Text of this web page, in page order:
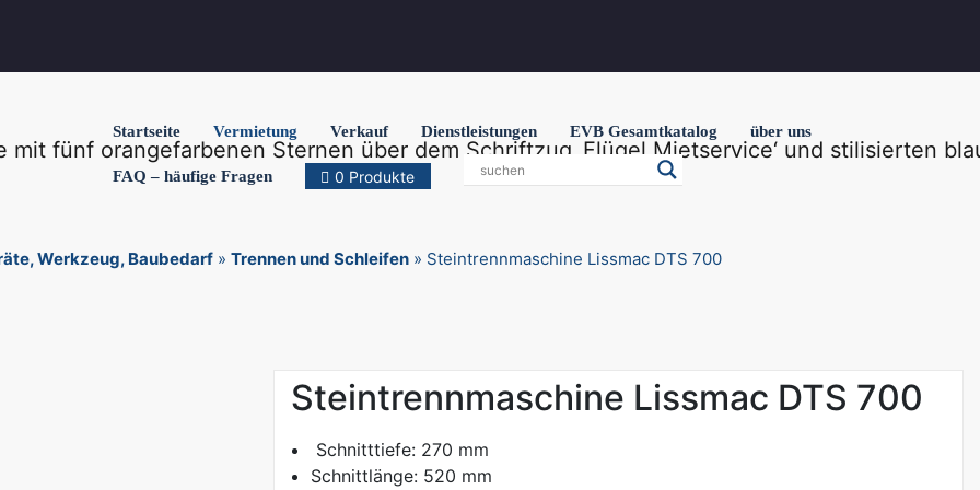
Startseite Vermietung Verkauf Dienstleistungen EVB Gesamtkatalog über uns
FAQ – häufige Fragen 0 Produkte
Werkzeug, Baubedarf» Trennen und Schleifen» Steintrennmaschine Lissmac DTS 700
Steintrennmaschine Lissmac DTS 700
Schnitttiefe: 270 mm
Schnittlänge: 520 mm